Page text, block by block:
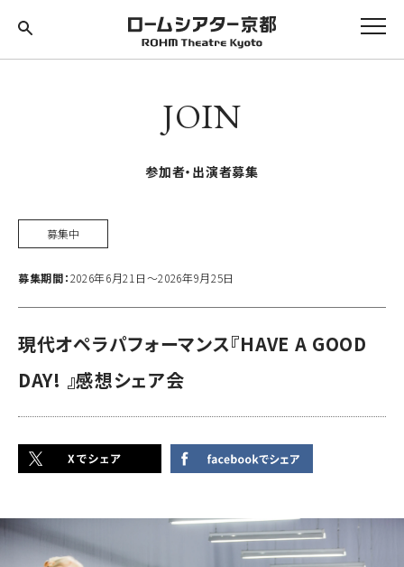
JOIN
参加者・出演者募集
募集中
募集期間：2026年6月21日〜2026年9月25日
現代オペラパフォーマンス『HAVE A GOOD
DAY! 』感想シェア会